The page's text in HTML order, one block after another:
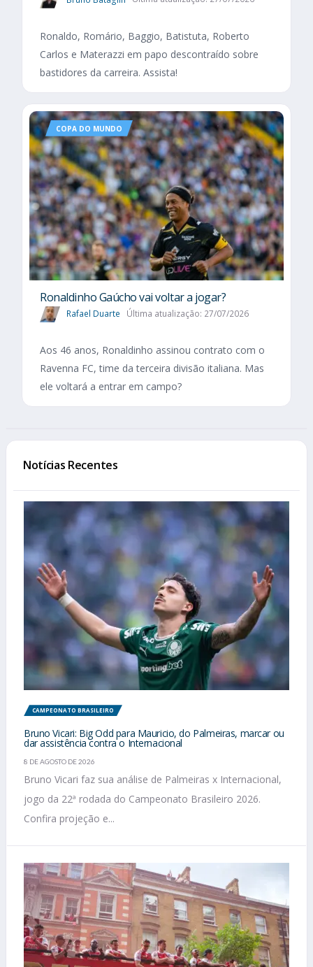
Ronaldo, Romário, Baggio, Batistuta, Roberto
Carlos e Materazzi em papo descontraído sobre
bastidores da carreira. Assista!
COPA DO MUNDO
Ronaldinho Gaúcho vai voltar a jogar?
Rafael Duarte Última atualização: 27/07/2026
Aos 46 anos, Ronaldinho assinou contrato com o
Ravenna FC, time da terceira divisão italiana. Mas
ele voltará a entrar em campo?
Notícias Recentes
CAMPEONATO BRASILEIRO
Bruno Vicari: Big Odd para Mauricio, do Palmeiras, marcar ou
dar assistência contra o Internacional
8 DE AGOSTO DE 2026
Bruno Vicari faz sua análise de Palmeiras x Internacional,
jogo da 22ª rodada do Campeonato Brasileiro 2026.
Confira projeção e...